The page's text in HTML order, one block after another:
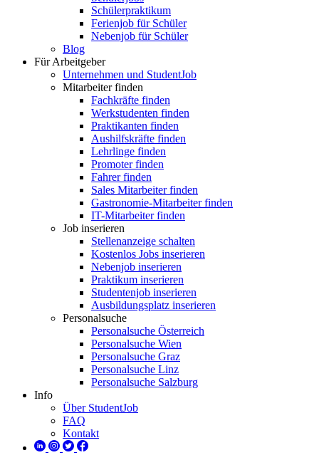
Schülerpraktikum
Ferienjob für Schüler
Nebenjob für Schüler
Blog
Für Arbeitgeber
Unternehmen und StudentJob
Mitarbeiter finden
Fachkräfte finden
Werkstudenten finden
Praktikanten finden
Aushilfskräfte finden
Lehrlinge finden
Promoter finden
Fahrer finden
Sales Mitarbeiter finden
Gastronomie-Mitarbeiter finden
IT-Mitarbeiter finden
Job inserieren
Stellenanzeige schalten
Kostenlos Jobs inserieren
Nebenjob inserieren
Praktikum inserieren
Studentenjob inserieren
Ausbildungsplatz inserieren
Personalsuche
Personalsuche Österreich
Personalsuche Wien
Personalsuche Graz
Personalsuche Linz
Personalsuche Salzburg
Info
Über StudentJob
FAQ
Kontakt